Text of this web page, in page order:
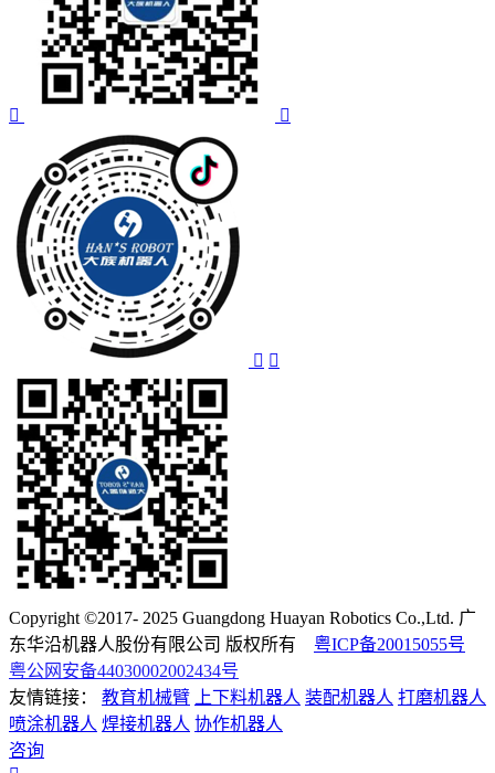
Copyright ©2017- 2025 Guangdong Huayan Robotics Co.,Ltd. 广
东华沿机器人股份有限公司 版权所有 粤ICP备20015055号
粤公网安备44030002002434号
友情链接：
教育机械臂 上下料机器人 装配机器人 打磨机器人
喷涂机器人 焊接机器人 协作机器人
咨询